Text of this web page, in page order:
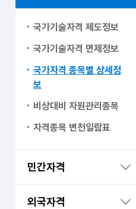
국가기술자격 제도정보
국가기술자격 면제정보
국가자격 종목별 상세정
보
비상대비 자원관리종목
자격종목 변천일람표
민간자격
외국자격